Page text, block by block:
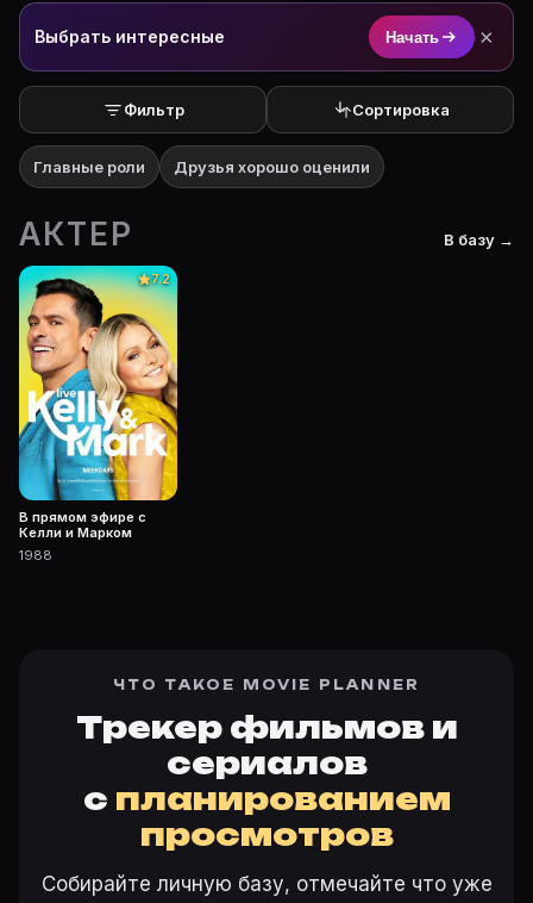
Выбрать интересные Начать ×
Фильтр Сортировка
Главные роли Друзья хорошо оценили
АКТЕР В базу →
7.2
В прямом эфире с
Келли и Марком
1988
ЧТО ТАКОЕ MOVIE PLANNER
Трекер фильмов и
сериалов
с планированием
просмотров
Собирайте личную базу, отмечайте что уже